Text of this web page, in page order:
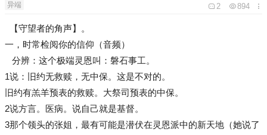
异端 2 894
【守望者的角声】。
一，时常检阅你的信仰（音频）
分辨：这个极端灵恩叫：磐石事工。
1说：旧约无救赎，无中保。这是不对的。
旧约有羔羊预表的救赎。大祭司预表的中保。
2说方言。医病。说自己就是基督。
3那个领头的张姐，最有可能是潜伏在灵恩派中的新天地（她说了